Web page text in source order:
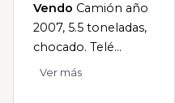
Vendo Camión año
2007, 5.5 toneladas,
chocado. Telé...
Ver más